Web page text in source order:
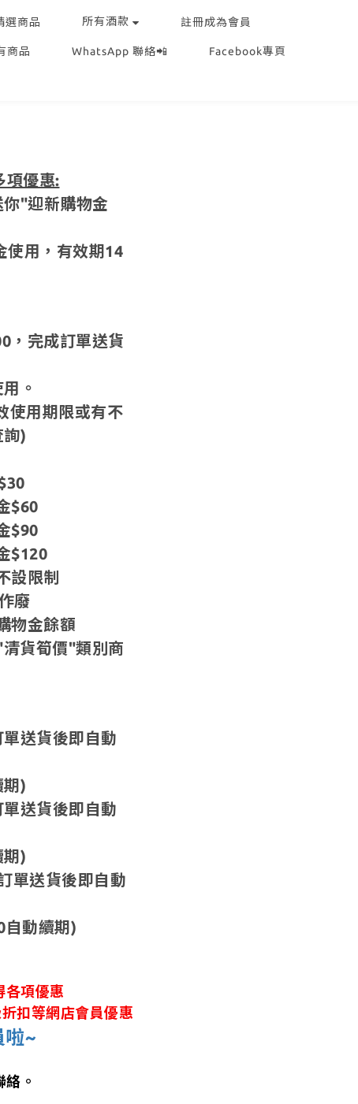
選商品 所有酒款 註冊成為會員
商品 WhatsApp 聯絡📲 Facebook專頁
項優惠:
"迎新購物金
使用，有效期14
，完成訂單送貨
。
使用期限或有不
詢)
$60
$90
$120
設限制
廢
物金餘額
貨筍價"類別商
送貨後即自動
期)
送貨後即自動
期)
單送貨後即自動
自動續期)
各項優惠
扣等網店會員優惠
~
絡。